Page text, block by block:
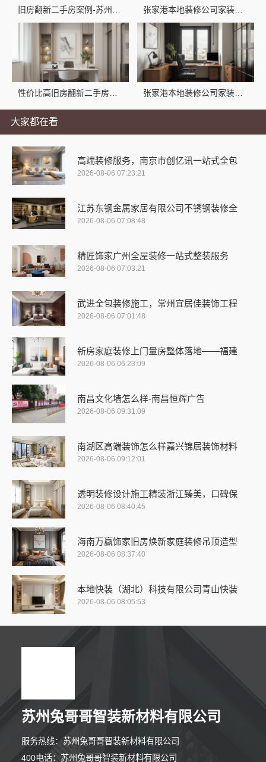
大家都在看
高端装修服务，南京市创亿讯一站式全包
2026-08-06 07:23:21
江苏东钢金属家居有限公司不锈钢装修全
2026-08-06 07:08:48
精匠饰家广州全屋装修一站式整装服务
2026-08-06 07:03:21
武进全包装修施工，常州宜居佳装饰工程
2026-08-06 07:01:48
新房家庭装修上门量房整体落地——福建
2026-08-06 06:23:09
南昌文化墙怎么样-南昌恒辉广告
2026-08-06 09:31:09
南湖区高端装饰怎么样嘉兴锦居装饰材料
2026-08-06 09:12:01
透明装修设计施工精装浙江臻美，口碑保
2026-08-06 08:40:45
海南万赢饰家旧房焕新家庭装修吊顶造型
2026-08-06 08:37:40
本地快装（湖北）科技有限公司青山快装
2026-08-06 08:05:53
苏州兔哥哥智装新材料有限公司
服务热线：苏州兔哥哥智装新材料有限公司
400电话：苏州兔哥哥智装新材料有限公司